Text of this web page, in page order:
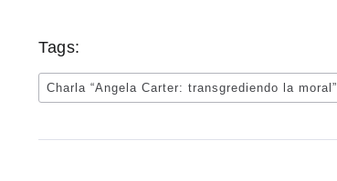
Tags:
Charla “Angela Carter: transgrediendo la moral”